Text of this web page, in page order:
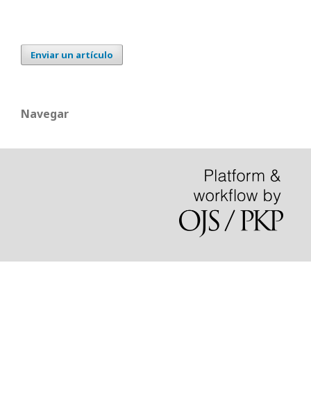
Enviar un artículo
Navegar